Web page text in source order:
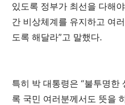
있도록 정부가 최선을 다해
간 비상체계를 유지하고 여
도록 해달라”고 말했다.
특히 박 대통령은 “불투명한
록 국민 여러분께서도 뜻을